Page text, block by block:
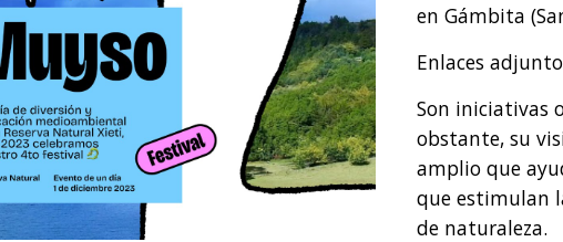
en Gámbita
Enlaces
Son iniciativas
obstante, su
amplio que
que estimulan
de naturaleza.